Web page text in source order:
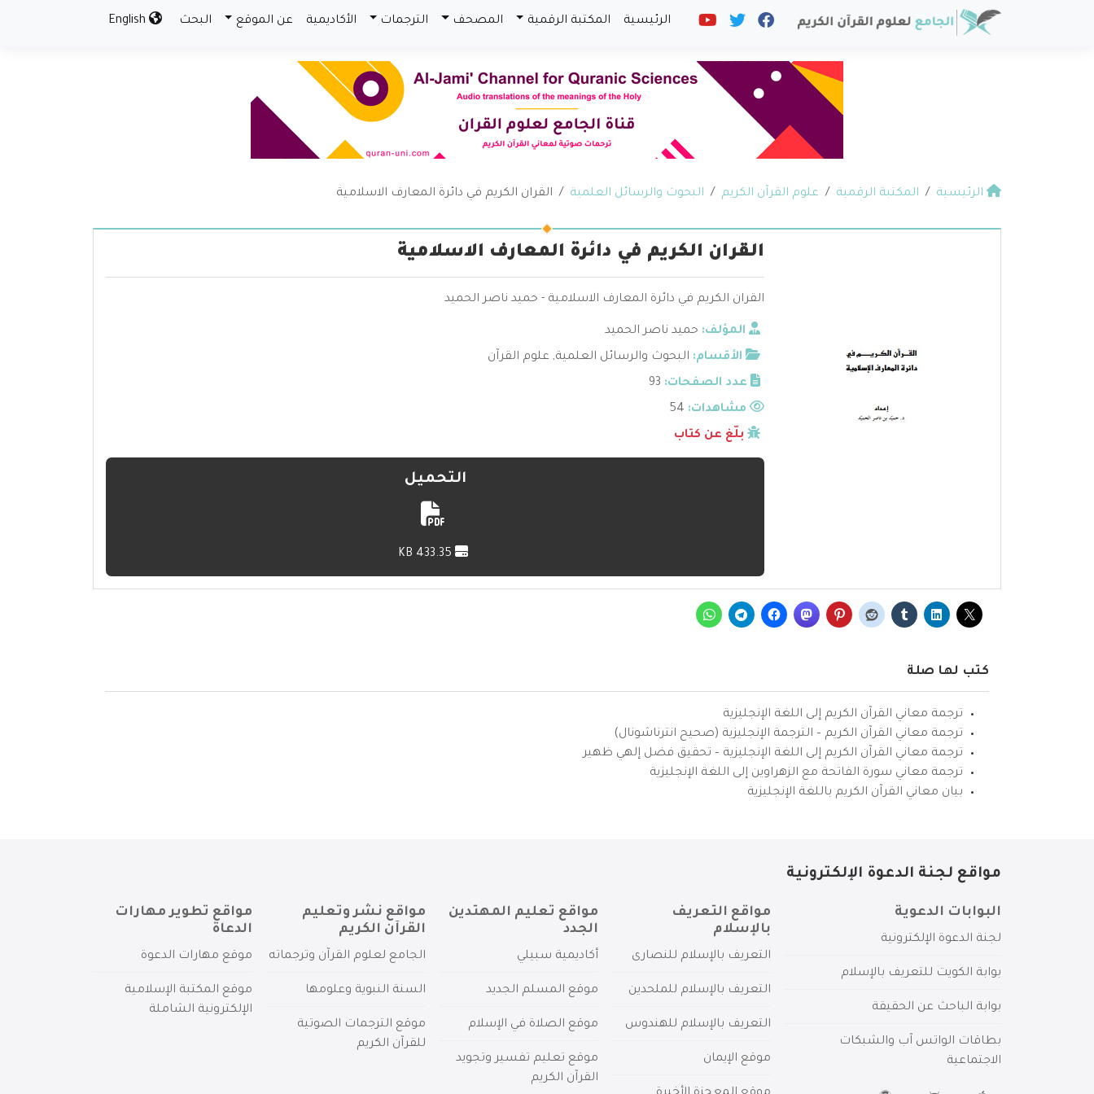
الرئيسية المكتبة الرقمية المصحف الترجمات الأكاديمية عن الموقع البحث
الرئيسية المكتبة الرقمية علوم القرآن الكريم البحوث والرسائل العلمية القران الكريم في دائرة المعارف الاسلامية
القران الكريم في دائرة المعارف الاسلامية
القران الكريم في دائرة المعارف الاسلامية - حميد ناصر الحميد
المؤلف: حميد ناصر الحميد
الأقسام: البحوث والرسائل العلمية, علوم القرآن
عدد الصفحات: 93
مشاهدات:
بلّغ عن كتاب
التحميل
كتب لها صلة
ترجمة معاني القرآن الكريم إلى اللغة الإنجليزية
ترجمة معاني القرآن الكريم – الترجمة الإنجليزية (صحيح انترناشونال)
ترجمة معاني القرآن الكريم إلى اللغة الإنجليزية – تحقيق فضل إلهي ظهير
ترجمة معاني سورة الفاتحة مع الزهراوين إلى اللغة الإنجليزية
بيان معاني القرآن الكريم باللغة الإنجليزية
مواقع لجنة الدعوة الإلكترونية
البوابات الدعوية
لجنة الدعوة الإلكترونية
بوابة الكويت للتعريف بالإسلام
بوابة الباحث عن الحقيقة
بطاقات الواتس آب والشبكات
الاجتماعية
مواقع التعريف
بالإسلام
التعريف بالإسلام للنصارى
التعريف بالإسلام للملحدين
التعريف بالإسلام للهندوس
موقع الإيمان
مواقع تعليم المهتدين
الجدد
أكاديمية سبيلي
موقع المسلم الجديد
موقع الصلاة في الإسلام
موقع تعليم تفسير وتجويد
القرآن الكريم
مواقع نشر وتعليم
القرآن الكريم
الجامع لعلوم القرآن وترجماته
السنة النبوية وعلومها
موقع الترجمات الصوتية
للقرآن الكريم
مواقع تطوير مهارات
الدعاة
موقع مهارات الدعوة
موقع المكتبة الإسلامية
الإلكترونية الشاملة